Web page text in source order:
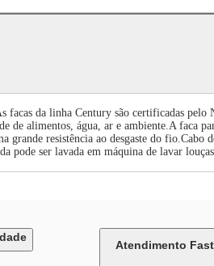
facas da linha Century são certificadas
de alimentos, água, ar e ambiente.A
resistência ao desgaste do
pode ser lavada em máquina de lavar
Atendimento